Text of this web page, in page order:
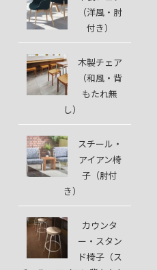
（洋風・肘
付き）
木製チェア
（和風・背
もたれ無
し）
スチール・
アイアン椅
子（肘付
き）
カウンタ
ー・スタン
ド椅子（ス